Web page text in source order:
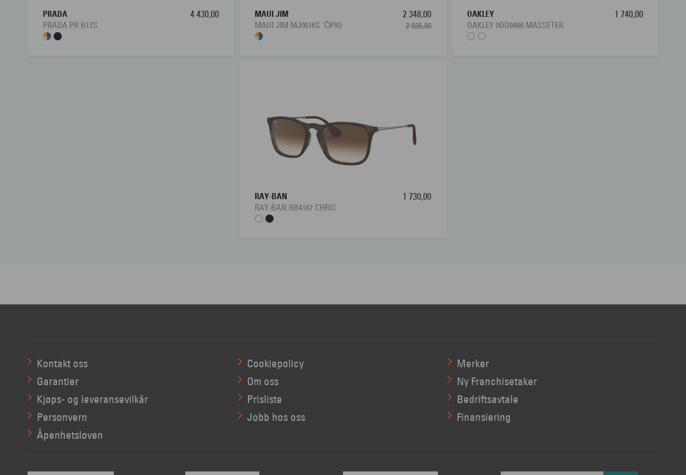
PRADA
PRADA PR B17S
4 430,00
MAUI JIM
MAUI JIM MJ0616S 'ŌPIO
2 348,00
2 935,00
OAKLEY
OAKLEY 0OO9486 MASSETER
1 740,00
RAY-BAN
RAY-BAN RB4187 CHRIS
1 730,00
Kontakt oss
Garantier
Kjøps- og leveransevilkår
Personvern
Åpenhetsloven
Cookiepolicy
Om oss
Prisliste
Jobb hos oss
Merker
Ny Franchisetaker
Bedriftsavtale
Finansiering